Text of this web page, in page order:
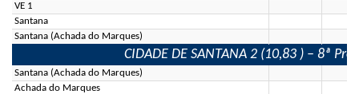
VE 1
Santana
Santana (Achada do Marques)
CIDADE DE SANTANA 2 (10,83 ) – 8ª
Santana (Achada do Marques)
Achada do Marques